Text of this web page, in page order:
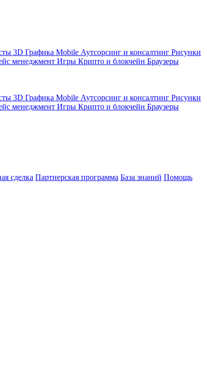
3D Графика Mobile Аутсорсинг и консалтинг Рисунки
менеджмент Игры Крипто и блокчейн Браузеры
3D Графика Mobile Аутсорсинг и консалтинг Рисунки
менеджмент Игры Крипто и блокчейн Браузеры
сделка Партнерская программа База знаний Помощь